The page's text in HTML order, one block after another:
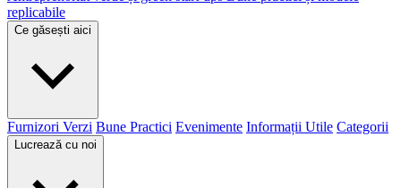
replicabile
Ce găsești aici
Furnizori Verzi Bune Practici Evenimente Informații Utile Categorii
Lucrează cu noi